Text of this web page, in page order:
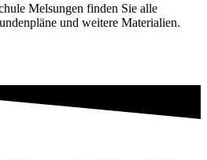
Melsungen finden Sie alle
und weitere Materialien.